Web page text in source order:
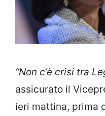
“Non c’è crisi tra
assicurato il
ieri mattina, prima